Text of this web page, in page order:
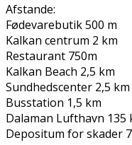
Afstande:
Fødevarebutik 500 m
Kalkan centrum 2 km
Restaurant 750m
Kalkan Beach 2,5 km
Sundhedscenter 2,5 km
Busstation 1,5 km
Dalaman Lufthavn 135
Depositum for skader